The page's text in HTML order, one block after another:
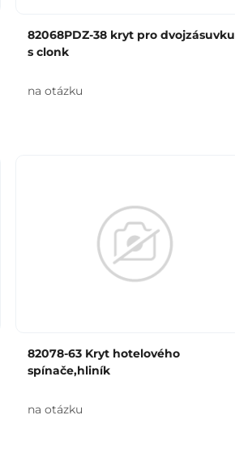
82068PDZ-38 kryt pro dvojzásuvku
s clonk
na otázku
82078-63 Kryt hotelového
spínače,hliník
na otázku